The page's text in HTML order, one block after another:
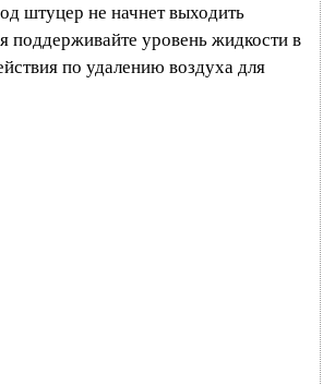
штуцер не начнет выходить
поддерживайте уровень жидкости в
по удалению воздуха для